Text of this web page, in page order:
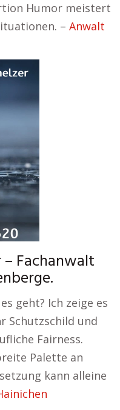
Humor meistert
– Anwalt
– Fachanwalt
geht? Ich zeige es
Schutzschild und
Fairness.
Palette an
kann alleine